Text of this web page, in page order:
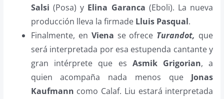
Salsi (Posa) y Elina Garanca (Eboli). La nueva
producción lleva la firmade Lluis Pasqual.
Finalmente, en Viena se ofrece Turandot, que
será interpretada por esa estupenda cantante y
gran intérprete que es Asmik Grigorian, a
quien acompaña nada menos que Jonas
Kaufmann como Calaf. Liu estará interpretada